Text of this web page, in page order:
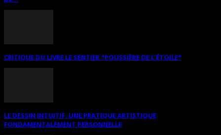
CRITIQUE DU LIVRE LE SENTIER *POUSSIÈRE DE L’ÉTOILE*
LE DESSIN INTUITIF. UNE PRATIQUE ARTISTIQUE
FONDAMENTALEMENT PERSONNELLE